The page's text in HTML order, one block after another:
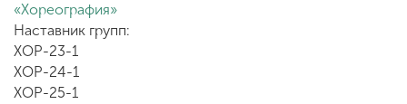
«Хореография»
Наставник групп:
ХОР-23-1
ХОР-24-1
ХОР-25-1